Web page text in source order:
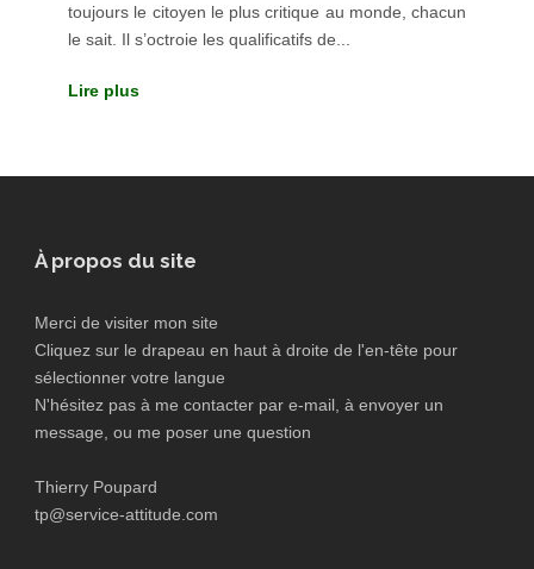
toujours le citoyen le plus critique au monde, chacun
le sait. Il s’octroie les qualificatifs de...
Lire plus
À propos du site
Merci de visiter mon site
Cliquez sur le drapeau en haut à droite de l'en-tête pour
sélectionner votre langue
N'hésitez pas à me contacter par e-mail, à envoyer un
message, ou me poser une question
Thierry Poupard
tp@service-attitude.com